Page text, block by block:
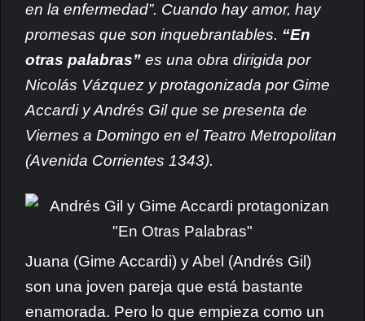
en la enfermedad”. Cuando hay amor, hay
promesas que son inquebrantables. “En
otras palabras” es una obra dirigida por
Nicolás Vázquez y protagonizada por Gime
Accardi y Andrés Gil que se presenta de
Viernes a Domingo en el Teatro Metropolitan
(Avenida Corrientes 1343).
Juana (Gime Accardi) y Abel (Andrés Gil)
son una joven pareja que está bastante
enamorada. Pero lo que empieza como un